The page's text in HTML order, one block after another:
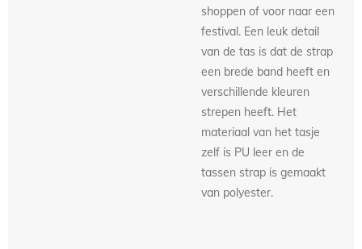
shoppen of voor naar een
festival. Een leuk detail
van de tas is dat de strap
een brede band heeft en
verschillende kleuren
strepen heeft. Het
materiaal van het tasje
zelf is PU leer en de
tassen strap is gemaakt
van polyester.